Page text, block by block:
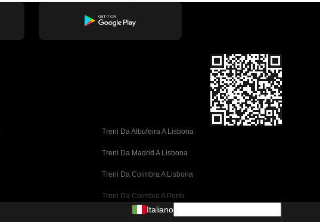
Treni Da Albufeira A Lisbona
Treni Da Madrid A Lisbona
Treni Da Coimbra A Lisbona
Treni Da Coimbra A Porto
Treni Da Valencia A Barcellona
Italiano